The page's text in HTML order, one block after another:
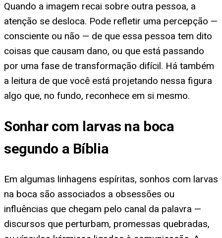
Quando a imagem recai sobre outra pessoa, a
atenção se desloca. Pode refletir uma percepção —
consciente ou não — de que essa pessoa tem dito
coisas que causam dano, ou que está passando
por uma fase de transformação difícil. Há também
a leitura de que você está projetando nessa figura
algo que, no fundo, reconhece em si mesmo.
Sonhar com larvas na boca
segundo a Bíblia
Em algumas linhagens espíritas, sonhos com larvas
na boca são associados a obsessões ou
influências que chegam pelo canal da palavra —
discursos que perturbam, promessas quebradas,